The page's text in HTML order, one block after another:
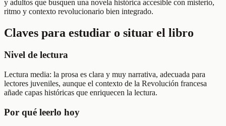
y adultos que busquen una novela histórica accesible con misterio,
ritmo y contexto revolucionario bien integrado.
Claves para estudiar o situar el libro
Nivel de lectura
Lectura media: la prosa es clara y muy narrativa, adecuada para
lectores juveniles, aunque el contexto de la Revolución francesa
añade capas históricas que enriquecen la lectura.
Por qué leerlo hoy